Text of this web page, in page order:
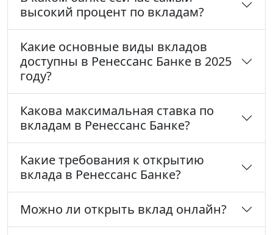
высокий процент по вкладам?
Какие основные виды вкладов
доступны в Ренессанс Банке в 2025
году?
Какова максимальная ставка по
вкладам в Ренессанс Банке?
Какие требования к открытию
вклада в Ренессанс Банке?
Можно ли открыть вклад онлайн?